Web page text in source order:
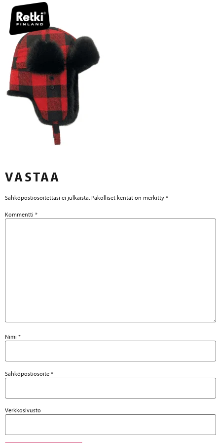
VASTAA
Sähköpostiosoitettasi ei julkaista. Pakolliset kentät on merkitty *
Kommentti *
Nimi *
Sähköpostiosoite *
Verkkosivusto